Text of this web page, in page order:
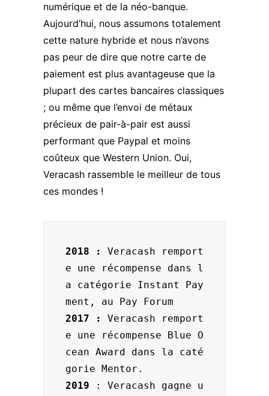
numérique et de la néo-banque.
Aujourd’hui, nous assumons totalement
cette nature hybride et nous n’avons
pas peur de dire que notre carte de
paiement est plus avantageuse que la
plupart des cartes bancaires classiques
; ou même que l’envoi de métaux
précieux de pair-à-pair est aussi
performant que Paypal et moins
coûteux que Western Union. Oui,
Veracash rassemble le meilleur de tous
ces mondes !
2018 :
Veracash remport
e une récompense dans l
a catégorie Instant Pay
2017 : Veracash remport
e une récompense Blue O
cean Award dans la caté
2019
: Veracash gagne u